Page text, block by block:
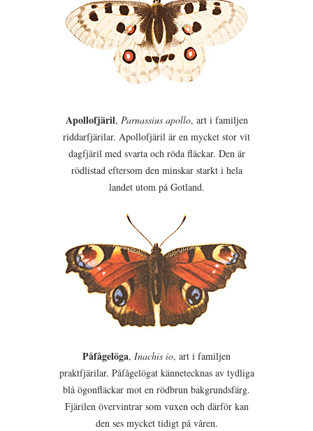
Apollofjäril, Parnassius apollo, art i familjen
riddarfjärilar. Apollofjäril är en mycket stor vit
dagfjäril med svarta och röda fläckar. Den är
rödlistad eftersom den minskar starkt i hela
landet utom på Gotland.
Påfågelöga, Inachis io, art i familjen
praktfjärilar. Påfågelögat kännetecknas av tydliga
blå ögonfläckar mot en rödbrun bakgrundsfärg.
Fjärilen övervintrar som vuxen och därför kan
den ses mycket tidigt på våren.